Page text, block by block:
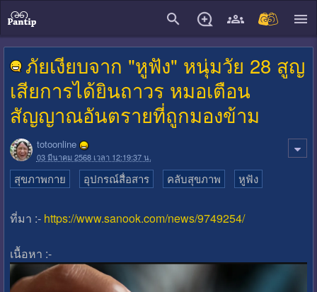
ภัยเงียบจาก "หูฟัง" หนุ่มวัย 28 สูญ
เสียการได้ยินถาวร หมอเตือน
สัญญาณอันตรายที่ถูกมองข้าม
totoonline
03 มีนาคม 2568 เวลา 12:19:37 น.
สุขภาพกาย อุปกรณ์สื่อสาร คลับสุขภาพ หูฟัง
ที่มา :- https://www.sanook.com/news/9749254/
เนื้อหา :-
close